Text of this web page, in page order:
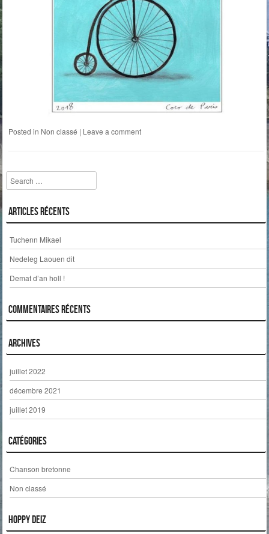
Posted in Non classé | Leave a comment
Search
Articles récents
Tuchenn Mikael
Nedeleg Laouen dit
Demat d’an holl !
Commentaires récents
Archives
juillet 2022
décembre 2021
juillet 2019
Catégories
Chanson bretonne
Non classé
Hoppy deiz